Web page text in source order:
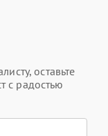
оставьте
с радостью